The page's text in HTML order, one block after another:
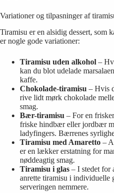
Variationer og tilpasninger af
Tiramisu er en alsidig dessert, som
er nogle gode variationer:
Tiramisu uden alkohol –
kan du blot udelade
kaffe.
Chokolade-tiramisu – Hvis
rive lidt mørk chokolade
smag.
Bær-tiramisu – For en
friske hindbær eller jordbær
ladyfingers. Bærrenes
Tiramisu med Amaretto –
er en lækker erstatning for
nøddeagtig smag.
Tiramisu i glas – I stedet for
anrette tiramisu i individuelle
serveringen nemmere.